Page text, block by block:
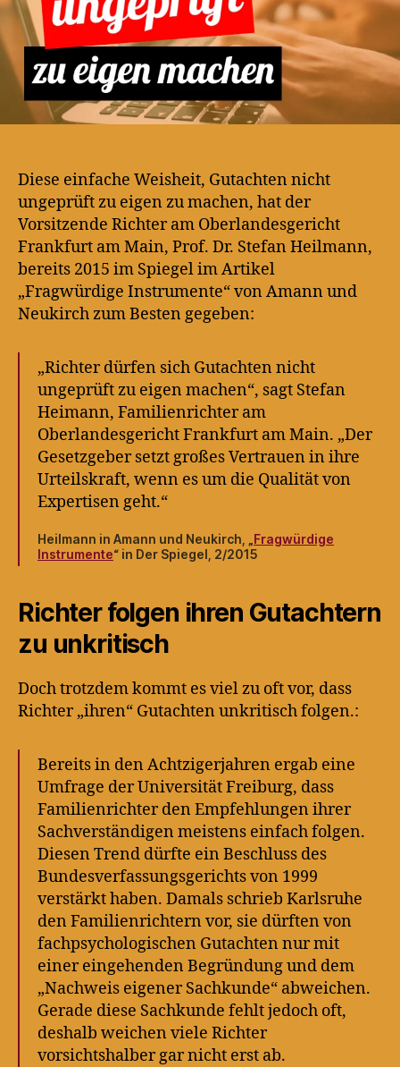
Diese einfache Weisheit, Gutachten nicht
ungeprüft zu eigen zu machen, hat der
Vorsitzende Richter am Oberlandesgericht
Frankfurt am Main, Prof. Dr. Stefan Heilmann,
bereits 2015 im Spiegel im Artikel
„Fragwürdige Instrumente“ von Amann und
Neukirch zum Besten gegeben:
„Richter dürfen sich Gutachten nicht
ungeprüft zu eigen machen“, sagt Stefan
Heimann, Familienrichter am
Oberlandesgericht Frankfurt am Main. „Der
Gesetzgeber setzt großes Vertrauen in ihre
Urteilskraft, wenn es um die Qualität von
Expertisen geht.“
Heilmann in Amann und Neukirch, „ Fragwürdige
Instrumente“ in Der Spiegel, 2/2015
Richter folgen ihren Gutachtern
zu unkritisch
Doch trotzdem kommt es viel zu oft vor, dass
Richter „ihren“ Gutachten unkritisch folgen.:
Bereits in den Achtzigerjahren ergab eine
Umfrage der Universität Freiburg, dass
Familienrichter den Empfehlungen ihrer
Sachverständigen meistens einfach folgen.
Diesen Trend dürfte ein Beschluss des
Bundesverfassungsgerichts von 1999
verstärkt haben. Damals schrieb Karlsruhe
den Familienrichtern vor, sie dürften von
fachpsychologischen Gutachten nur mit
einer eingehenden Begründung und dem
„Nachweis eigener Sachkunde“ abweichen.
Gerade diese Sachkunde fehlt jedoch oft,
deshalb weichen viele Richter
vorsichtshalber gar nicht erst ab.